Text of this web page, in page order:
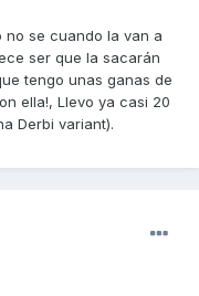
no se cuando la van a
ser que la sacarán
tengo unas ganas de
ella!, Llevo ya casi 20
Derbi variant).